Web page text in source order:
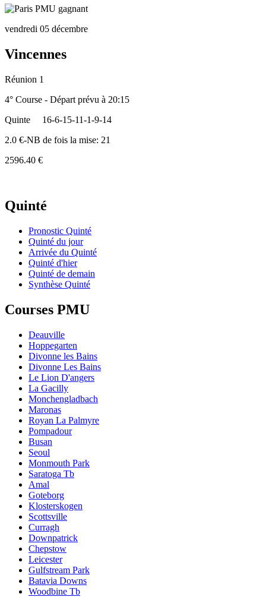
vendredi 05 décembre
Vincennes
Réunion 1
4° Course - Départ prévu à 20:15
Quinte
16-6-15-11-1-9-14
2.0 €-NB de fois la mise: 21
2596.40 €
Quinté
Pronostic Quinté
Quinté du jour
Arrivée du Quinté
Quinté d'hier
Quinté de demain
Synthèse Quinté
Courses PMU
Deauville
Hoppegarten
Divonne les Bains
Divonne Les Bains
Le Lion D'angers
La Gacilly
Monchengladbach
Maronas
Royan La Palmyre
Pompadour
Busan
Seoul
Monmouth Park
Saratoga Tb
Amal
Goteborg
Klosterskogen
Scottsville
Curragh
Downpatrick
Chepstow
Leicester
Gulfstream Park
Batavia Downs
Woodbine Tb